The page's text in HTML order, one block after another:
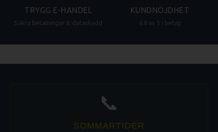
TRYGG E-HANDEL
Säkra betalningar & dataskydd
KUNDNÖJDHET
4.8 av 5 i betyg
📞
SOMMARTIDER